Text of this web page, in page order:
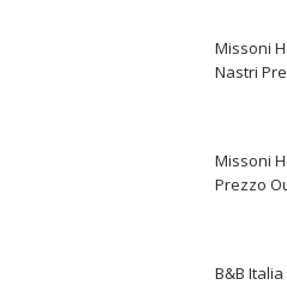
Missoni
Nastri
Missoni
Prezzo
B&B Italia